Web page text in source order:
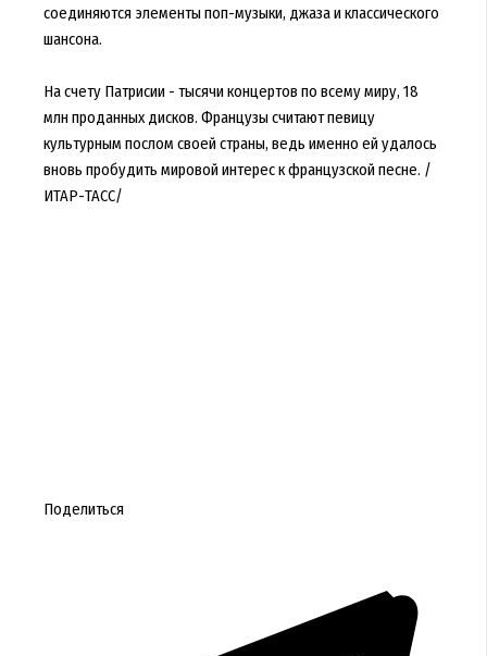
соединяются элементы поп-музыки, джаза и классического
шансона.
На счету Патрисии - тысячи концертов по всему миру, 18
млн проданных дисков. Французы считают певицу
культурным послом своей страны, ведь именно ей удалось
вновь пробудить мировой интерес к французской песне. /
ИТАР-ТАСС/
Поделиться